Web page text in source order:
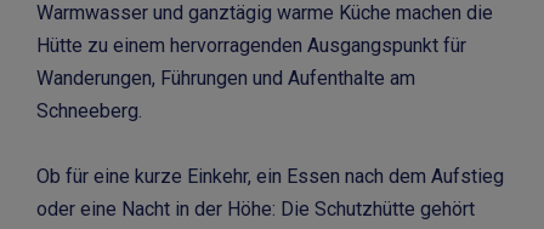
Warmwasser und ganztägig warme Küche machen die
Hütte zu einem hervorragenden Ausgangspunkt für
Wanderungen, Führungen und Aufenthalte am
Schneeberg.
Ob für eine kurze Einkehr, ein Essen nach dem Aufstieg
oder eine Nacht in der Höhe: Die Schutzhütte gehört